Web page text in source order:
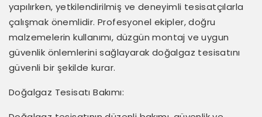
yapılırken, yetkilendirilmiş ve deneyimli tesisatçılarla
çalışmak önemlidir. Profesyonel ekipler, doğru
malzemelerin kullanımı, düzgün montaj ve uygun
güvenlik önlemlerini sağlayarak doğalgaz tesisatını
güvenli bir şekilde kurar.
Doğalgaz Tesisatı Bakımı: